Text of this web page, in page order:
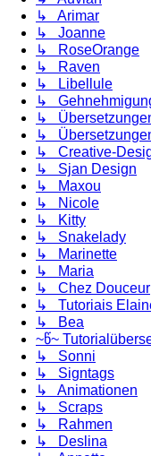
↳ Arimar
↳ Joanne
↳ RoseOrange
↳ Raven
↳ Libellule
↳
↳
↳
↳ Creative-
↳ Sjan Design
↳ Maxou
↳ Nicole
↳ Kitty
↳ Snakelady
↳ Marinette
↳ Maria
↳ Chez Douceur
↳ Tutoriais
↳ Bea
~წ~
↳ Sonni
↳ Signtags
↳ Animationen
↳ Scraps
↳ Rahmen
↳ Deslina